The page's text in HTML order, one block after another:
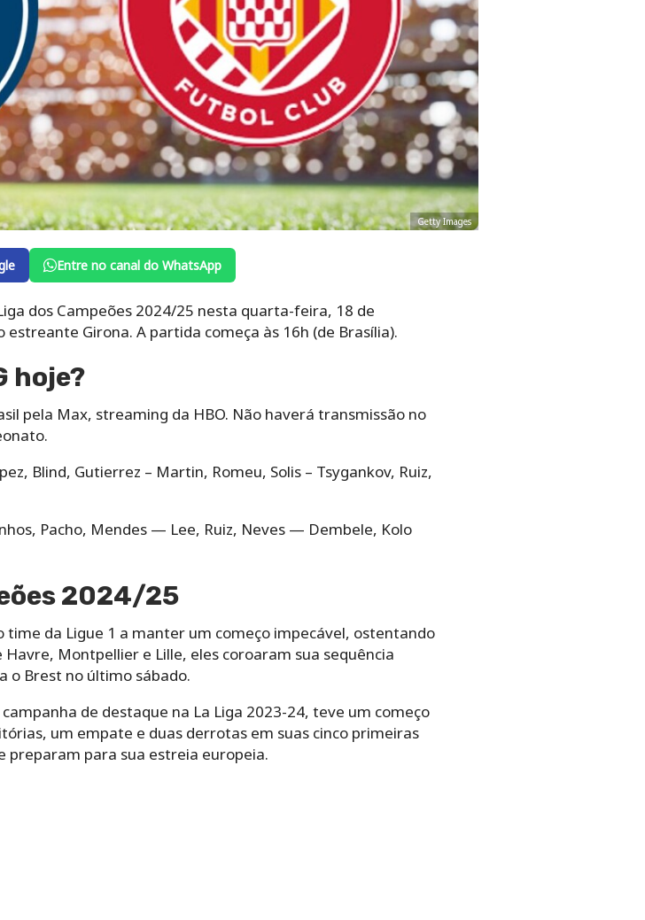
Getty Images
Entre no canal do WhatsApp
dos Campeões 2024/25 nesta quarta-feira, 18 de
Girona. A partida começa às 16h (de Brasília).
hoje?
pela Max, streaming da HBO. Não haverá transmissão no
Blind, Gutierrez – Martin, Romeu, Solis – Tsygankov, Ruiz,
Pacho, Mendes — Lee, Ruiz, Neves — Dembele, Kolo
2024/25
da Ligue 1 a manter um começo impecável, ostentando
Montpellier e Lille, eles coroaram sua sequência
o Brest no último sábado.
de destaque na La Liga 2023-24, teve um começo
um empate e duas derrotas em suas cinco primeiras
preparam para sua estreia europeia.